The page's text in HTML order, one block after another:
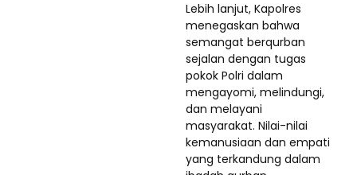
Lebih lanjut, Kapolres
menegaskan bahwa
semangat berqurban
sejalan dengan tugas
pokok Polri dalam
mengayomi, melindungi,
dan melayani
masyarakat. Nilai-nilai
kemanusiaan dan empati
yang terkandung dalam